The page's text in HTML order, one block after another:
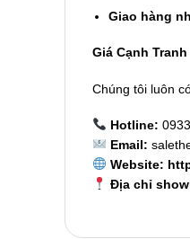
Giao hàng
Giá Cạnh
Chúng tôi luôn
Hotline:
Email:
Website:
Địa chỉ